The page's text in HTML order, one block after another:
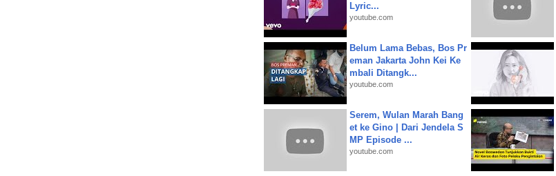
Lyric...
youtube.com
Belum Lama Bebas, Bos Pr
eman Jakarta John Kei Ke
mbali Ditangk...
youtube.com
Serem, Wulan Marah Bang
et ke Gino | Dari Jendela S
MP Episode ...
youtube.com